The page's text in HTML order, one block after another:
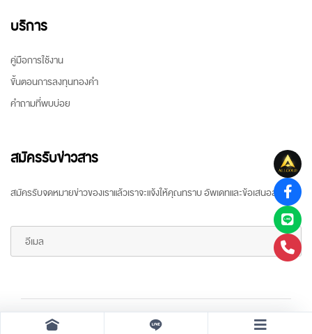
บริการ
คู่มือการใช้งาน
ขั้นตอนการลงทุนทองคำ
คำถามที่พบบ่อย
สมัครรับข่าวสาร
สมัครรับจดหมายข่าวของเราแล้วเราจะแจ้งให้คุณทราบ อัพเดทและข้อเสนอล่าสุด